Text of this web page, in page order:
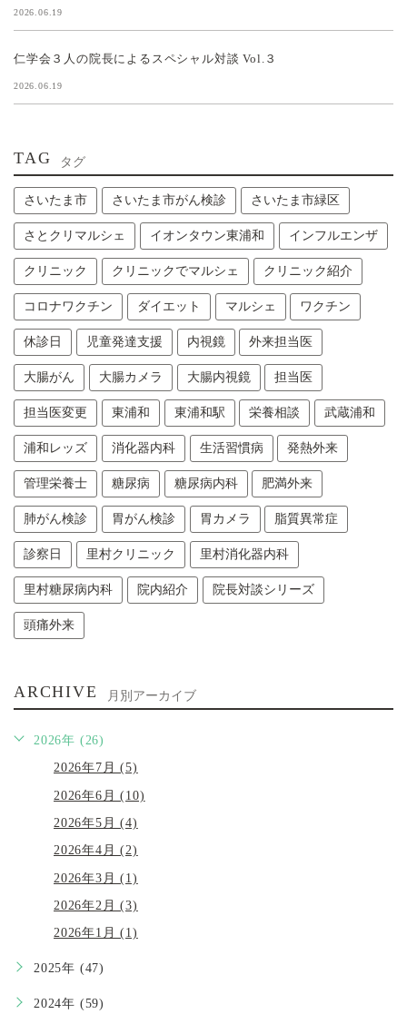
2026.06.19
仁学会３人の院長によるスペシャル対談 Vol.３
2026.06.19
TAG タグ
さいたま市 さいたま市がん検診 さいたま市緑区
さとクリマルシェ イオンタウン東浦和 インフルエンザ
クリニック クリニックでマルシェ クリニック紹介
コロナワクチン ダイエット マルシェ ワクチン
休診日 児童発達支援 内視鏡 外来担当医
大腸がん 大腸カメラ 大腸内視鏡 担当医
担当医変更 東浦和 東浦和駅 栄養相談 武蔵浦和
浦和レッズ 消化器内科 生活習慣病 発熱外来
管理栄養士 糖尿病 糖尿病内科 肥満外来
肺がん検診 胃がん検診 胃カメラ 脂質異常症
診察日 里村クリニック 里村消化器内科
里村糖尿病内科 院内紹介 院長対談シリーズ
頭痛外来
ARCHIVE 月別アーカイブ
2026年 (26)
2026年7月 (5)
2026年6月 (10)
2026年5月 (4)
2026年4月 (2)
2026年3月 (1)
2026年2月 (3)
2026年1月 (1)
2025年 (47)
2024年 (59)